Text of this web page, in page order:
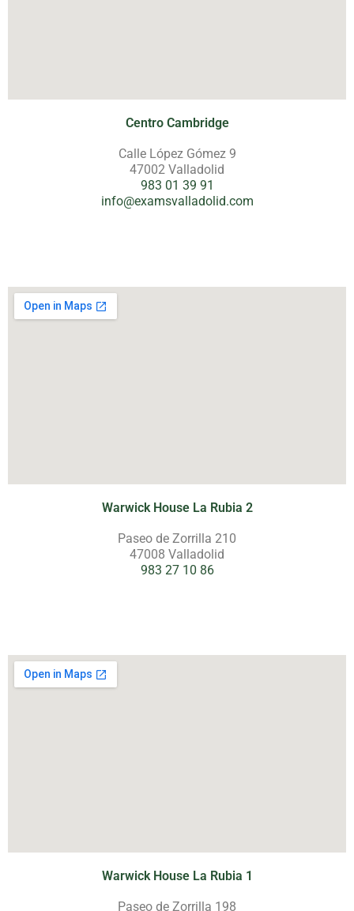
Centro Cambridge
Calle López Gómez 9
47002 Valladolid
983 01 39 91
info@examsvalladolid.com
Warwick House La Rubia 2
Paseo de Zorrilla 210
47008 Valladolid
983 27 10 86
Warwick House La Rubia 1
Paseo de Zorrilla 198